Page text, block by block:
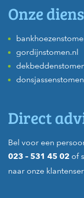
Onze
gordijnstomen.nl
Direct
Bel voor een
023 – 531 45 02 of
naar onze